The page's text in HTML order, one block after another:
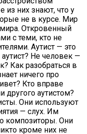
из них знают, что у
не в курсе. Мир
Откровенный
с теми, кто не
Аутист — это
Не человек —
Как разобраться в
ничего про
Кто вправе
другого аутистом?
Они используют
— слух. Им
композиторы. Они
кроме них не